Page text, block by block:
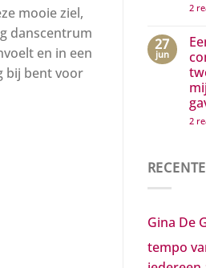
mooie ziel,
danscentrum
en in een
bij bent voor
2
27
jun
2
Gina De
tempo